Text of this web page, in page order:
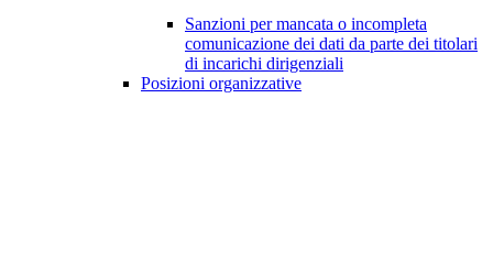
Sanzioni per mancata o incompleta
comunicazione dei dati da parte dei titolari
di incarichi dirigenziali
Posizioni organizzative